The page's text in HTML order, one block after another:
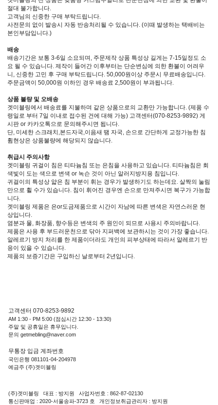
절대 불가합니다.
고객님의 신중한 구매 부탁드립니다.
사전문의 없이 발송시 자동 반송처리될 수 있습니다. (이때 발생하는 택배비는
본인부담입니다.)
배송
배송기간은 보통 3-6일 소요되며, 주문제작 상품 특성상 길게는 7-15일정도 소
요 될 수 있습니다. 제작이 들어간 이후부터는 단순변심에 의한 환불이 어려우
니, 신중한 고민 후 구매 부탁드립니다. 50,000원이상 주문시 무료배송입니다.
주문금액이 50,000원 이하인 경우 배송료 2,500원이 부과됩니다.
상품 불량 및 오배송
겟미블링에서 배송료를 지불하며 같은 상품으로의 교환만 가능합니다. (제품 수
령일로 부터 7일 이내로 접수된 건에 대해 가능) 고객센터(070-8253-9892) 게
시판 or 카카오톡으로 문의해주시면 됩니다.
단, 미세한 스크래치,본드자국,이음새 땜 자국, 손으로 간단하게 교정가능한 침
휨현상은 상품불량에 해당되지 않습니다.
취급시 주의사항
겟미블링 귀걸이 침은 티타늄침 또는 은침을 사용하고 있습니다. 티타늄침은 회
색빛이 도는 색으로 변색 or 녹슨 것이 아닌 알러지방지용 침입니다.
귀걸이의 특성상 얇은 침 부분이 휘는 경우가 발생하기도 하는데요. 살짝의 눌림
만으로 휠 수가 있습니다. 침이 휘어진 경우엔 손으로 만져주시면 복구가 가능합
니다.
겟미블링 제품은 은or도금제품으로 시간이 자남에 따른 변색은 자연스러운 현
상입니다.
염분과 물, 화장품, 향수등은 변색의 주 원인이 되므로 사용시 주의바랍니다.
제품은 사용 후 부드러운천으로 닦아 지퍼백에 보관하시는 것이 가장 좋습니다.
알레르기 방지 처리를 한 제품이더라도 개인의 피부상태에 따라서 알레르기 반
응이 있을 수 있습니다.
제품의 보증기간은 구입하신 날로부터 2년입니다.
고객센터 070-8253-9892
AM 1:30 - PM 5:00 (점심시간 12:30 - 13:30)
주말 및 공휴일은 휴무입니다.
문의 getmebling@naver.com
무통장 입금 계좌번호
국민은행 081101-04-204978
예금주 (주)겟미블링
(주)겟미블링 대표 : 방지원 사업자번호 : 862-87-02130
통신판매업 : 2020-서울송파-3723 호 개인정보취급관리자 : 방지원